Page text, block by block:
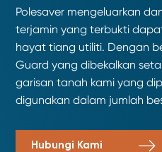
Polesaver mengeluarkan
terjamin yang terbukti
hayat tiang utiliti. Dengan
Guard yang dibekalkan
garisan tanah kami yang
digunakan dalam jumlah
Hubungi Kami